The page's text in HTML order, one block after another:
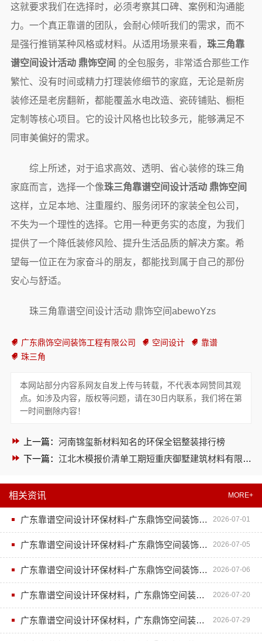
这就要求我们在选择时，必须考察其口碑、案例和沟通能
力。一个真正靠谱的团队，会耐心倾听我们的需求，而不
是强行推销某种风格或材料。从适用场景来看， 珠三角靠
谱空间设计活动 鼎饰空间 的全包服务，非常适合那些工作
繁忙、没有时间或精力打理装修细节的家庭，无论是新房
装修还是老房翻新，都能覆盖水电改造、瓷砖铺贴、橱柜
定制等核心项目。它的设计风格也比较多元，能够满足不
同审美偏好的需求。
综上所述，对于追求高效、透明、省心装修的珠三角
家庭而言，选择一个像珠三角靠谱空间设计活动 鼎饰空间
这样，立足本地、注重履约、服务闭环的家装全包公司，
不失为一个理性的选择。它用一种更务实的态度，为我们
提供了一个降低装修风险、提升生活品质的解决方案。希
望每一位正在为家奋斗的朋友，都能找到属于自己的那份
安心与舒适。
珠三角靠谱空间设计活动 鼎饰空间abewoYzs
广东鼎饰空间装饰工程有限公司 空间设计
靠谱
珠三角
本网站部分内容系网友自发上传与转载，不代表本网赞同其观
点。如涉及内容，版权等问题，请在30日内联系，我们将在第
一时间删除内容！
上一篇： 河南锦玺新材料知名的环保全铝整装排行榜
下一篇： 江北木模报价清单工期短重庆御墅建筑材料有限公司
相关资讯 MORE+
广东靠谱空间设计环保材料-广东鼎饰空间装饰工程有限公司 2026-07-01
广东靠谱空间设计环保材料-广东鼎饰空间装饰工程有限公司 2026-07-05
广东靠谱空间设计环保材料-广东鼎饰空间装饰工程有限公司 2026-07-06
广东靠谱空间设计环保材料，广东鼎饰空间装饰工程有限公司 2026-07-20
广东靠谱空间设计环保材料，广东鼎饰空间装饰工程有限公司使用环保材料 2026-07-29